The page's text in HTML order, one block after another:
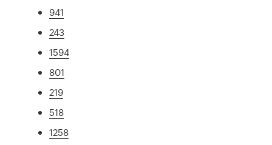
941
243
1594
801
219
518
1258